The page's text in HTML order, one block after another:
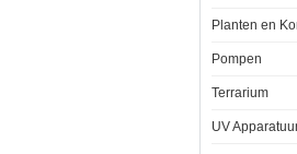
Planten en
Pompen
Terrarium
UV